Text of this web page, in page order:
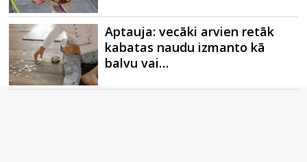
Aptauja: vecāki arvien retāk
kabatas naudu izmanto kā
balvu vai…